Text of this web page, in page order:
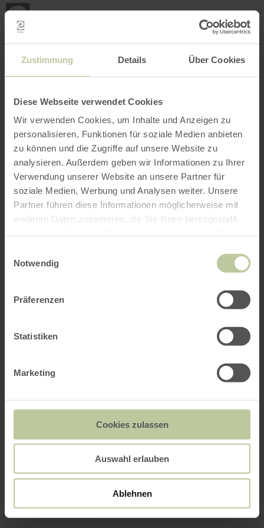
Zustimmung Details Über Cookies
Diese Webseite verwendet Cookies
Wir verwenden Cookies, um Inhalte und Anzeigen zu
personalisieren, Funktionen für soziale Medien anbieten
zu können und die Zugriffe auf unsere Website zu
analysieren. Außerdem geben wir Informationen zu Ihrer
Verwendung unserer Website an unsere Partner für
soziale Medien, Werbung und Analysen weiter. Unsere
Partner führen diese Informationen möglicherweise mit
weiteren Daten zusammen, die Sie ihnen bereitgestellt
Notwendig
Präferenzen
Statistiken
Marketing
Cookies zulassen
Auswahl erlauben
Ablehnen
INTERAKTIVE KARTE
Filter öffnen